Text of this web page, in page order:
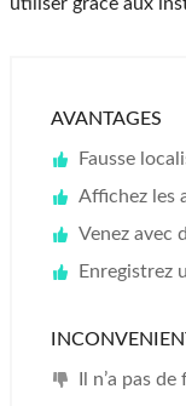
AVANTAGES
Fausse
Affichez les
Venez avec
Enregistrez
Il n’a pas